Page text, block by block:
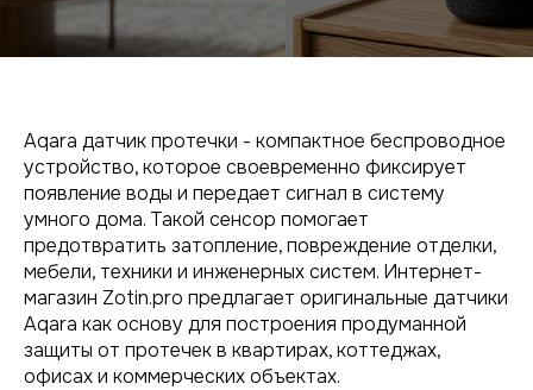
Aqara датчик протечки - компактное беспроводное
устройство, которое своевременно фиксирует
появление воды и передает сигнал в систему
умного дома. Такой сенсор помогает
предотвратить затопление, повреждение отделки,
мебели, техники и инженерных систем. Интернет-
магазин Zotin.pro предлагает оригинальные датчики
Aqara как основу для построения продуманной
защиты от протечек в квартирах, коттеджах,
офисах и коммерческих объектах.